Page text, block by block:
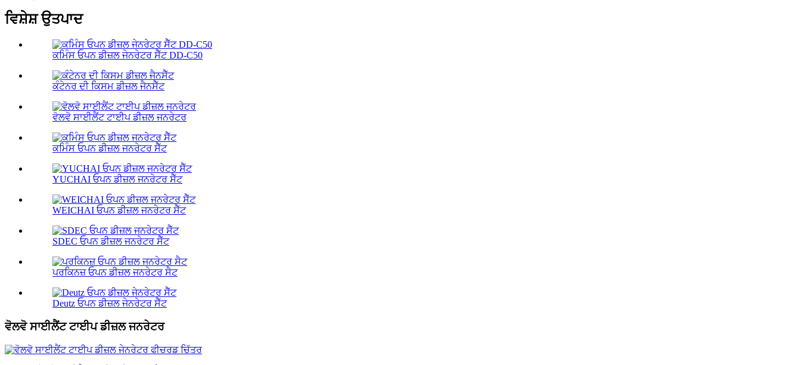
ਵਿਸ਼ੇਸ਼ ਉਤਪਾਦ
ਕਮਿੰਸ ਓਪਨ ਡੀਜ਼ਲ ਜੇਨਰੇਟਰ ਸੈੱਟ DD-C50
ਕੰਟੇਨਰ ਦੀ ਕਿਸਮ ਡੀਜ਼ਲ ਜੈਨਸੈੱਟ
ਵੋਲਵੋ ਸਾਈਲੈਂਟ ਟਾਈਪ ਡੀਜ਼ਲ ਜਨਰੇਟਰ
ਕਮਿੰਸ ਓਪਨ ਡੀਜ਼ਲ ਜਨਰੇਟਰ ਸੈੱਟ
YUCHAI ਓਪਨ ਡੀਜ਼ਲ ਜਨਰੇਟਰ ਸੈੱਟ
WEICHAI ਓਪਨ ਡੀਜ਼ਲ ਜਨਰੇਟਰ ਸੈੱਟ
SDEC ਓਪਨ ਡੀਜ਼ਲ ਜਨਰੇਟਰ ਸੈੱਟ
ਪਰਕਿਨਜ਼ ਓਪਨ ਡੀਜ਼ਲ ਜਨਰੇਟਰ ਸੈਟ
Deutz ਓਪਨ ਡੀਜ਼ਲ ਜੇਨਰੇਟਰ ਸੈੱਟ
ਵੋਲਵੋ ਸਾਈਲੈਂਟ ਟਾਈਪ ਡੀਜ਼ਲ ਜਨਰੇਟਰ